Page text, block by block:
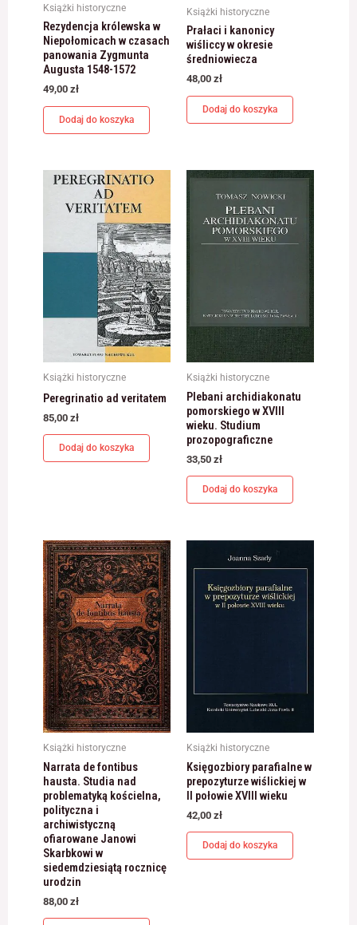
Książki historyczne
Rezydencja królewska w
Niepołomicach w czasach
panowania Zygmunta
Augusta 1548-1572
49,00 zł
Dodaj do koszyka
Książki historyczne
Prałaci i kanonicy
wiśliccy w okresie
średniowiecza
48,00 zł
Dodaj do koszyka
Książki historyczne
Peregrinatio ad veritatem
85,00 zł
Dodaj do koszyka
Książki historyczne
Plebani archidiakonatu
pomorskiego w XVIII
wieku. Studium
prozopograficzne
33,50 zł
Dodaj do koszyka
Książki historyczne
Narrata de fontibus
hausta. Studia nad
problematyką kościelna,
polityczna i
archiwistyczną
ofiarowane Janowi
Skarbkowi w
siedemdziesiątą rocznicę
urodzin
88,00 zł
Książki historyczne
Księgozbiory parafialne w
prepozyturze wiślickiej w
II połowie XVIII wieku
42,00 zł
Dodaj do koszyka